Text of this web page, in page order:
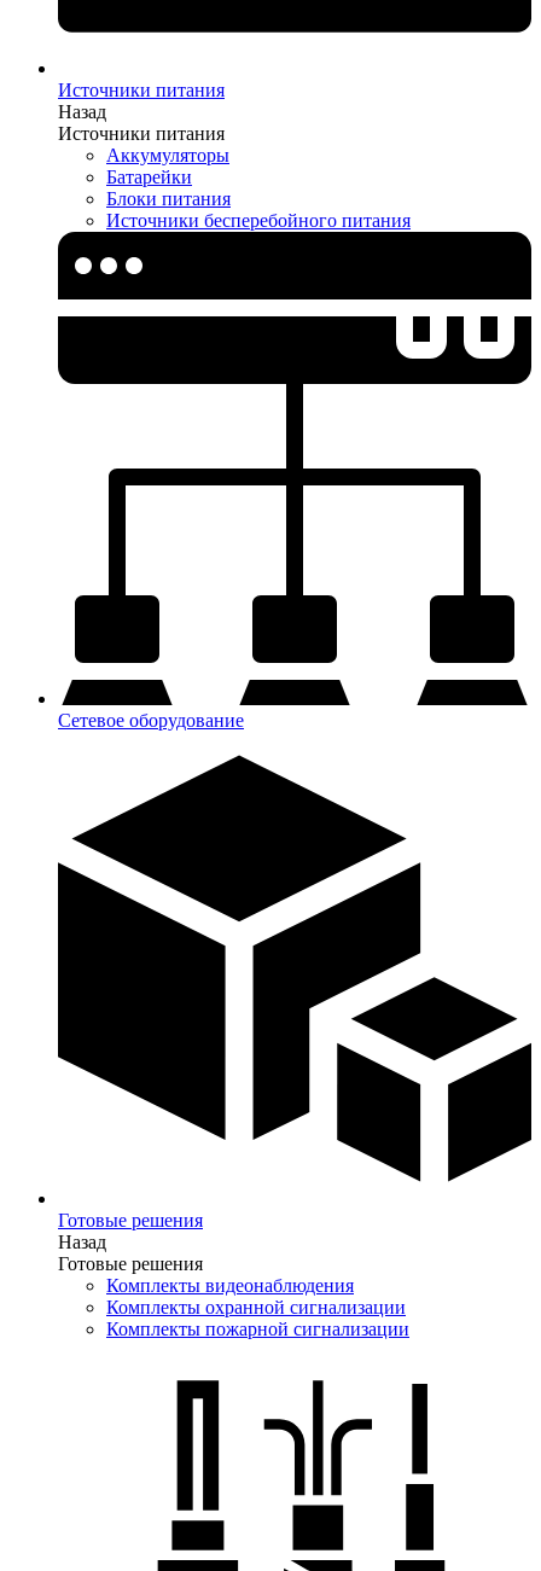
Источники питания
Назад
Источники питания
Аккумуляторы
Батарейки
Блоки питания
Источники бесперебойного питания
Сетевое оборудование
Готовые решения
Назад
Готовые решения
Комплекты видеонаблюдения
Комплекты охранной сигнализации
Комплекты пожарной сигнализации